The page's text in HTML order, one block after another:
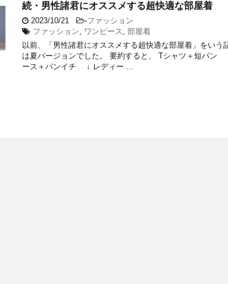
続・男性諸君にオススメする超快適な部屋着
2023/10/21 -ファッション
ファッション, ワンピース , 部屋着
以前、「男性諸君にオススメする超快適な部屋着」をいう
は夏バージョンでした。 要約すると、 Tシャツ＋短パン
ース＋パンイチ ↓ レディー ...